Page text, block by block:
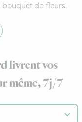
de fleurs.
livrent vos
même, 7j/7